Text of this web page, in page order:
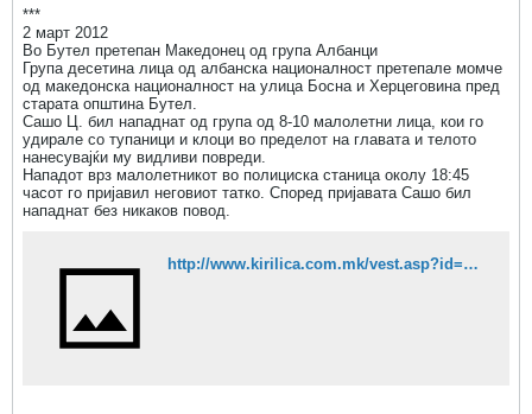
090;&#1091;&#1074;&#1072;
&#1079;&#1072;
&#1085;&#1072;&#1112;&#1085;&#1086;&#1
074;&#1080;&#1090;&#1077;
&#1074;&#1077;&#1089;&#1090;&#1080;...
***
2 март 2012
Во Бутел претепан Македонец од група Албанци
Група десетина лица од албанска националност претепале момче
од македонска националност на улица Босна и Херцеговина пред
старата општина Бутел.
Сашо Ц. бил нападнат од група од 8-10 малолетни лица, кои го
удирале со тупаници и клоци во пределот на главата и телото
нанесувајќи му видливи повреди.
Нападот врз малолетникот во полициска станица околу 18:45
часот го пријавил неговиот татко. Според пријавата Сашо бил
нападнат без никаков повод.
http://www.kirilica.com.mk/vest.asp?id=68403